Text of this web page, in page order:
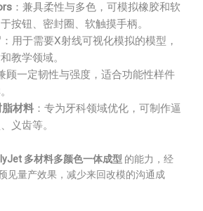
：兼具柔性与多色，可模拟橡胶和软
按钮、密封圈、软触摸手柄。
：用于需要X射线可视化模拟的模型，
教学领域。
顾一定韧性与强度，适合功能性样件
材料 ：专为牙科领域优化，可制作逼
义齿等。
多材料多颜色一体成型 的能力，经
见量产效果，减少来回改模的沟通成